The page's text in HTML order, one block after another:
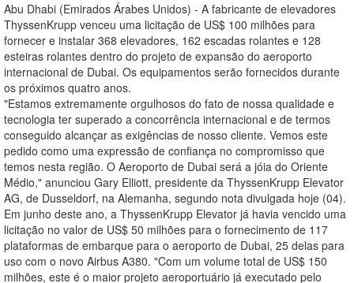
Abu Dhabi (Emirados Árabes Unidos) - A fabricante de elevadores
ThyssenKrupp venceu uma licitação de US$ 100 milhões para
fornecer e instalar 368 elevadores, 162 escadas rolantes e 128
esteiras rolantes dentro do projeto de expansão do aeroporto
internacional de Dubai. Os equipamentos serão fornecidos durante
os próximos quatro anos.
"Estamos extremamente orgulhosos do fato de nossa qualidade e
tecnologia ter superado a concorrência internacional e de termos
conseguido alcançar as exigências de nosso cliente. Vemos este
pedido como uma expressão de confiança no compromisso que
temos nesta região. O Aeroporto de Dubai será a jóia do Oriente
Médio," anunciou Gary Elliott, presidente da ThyssenKrupp Elevator
AG, de Dusseldorf, na Alemanha, segundo nota divulgada hoje (04).
Em junho deste ano, a ThyssenKrupp Elevator já havia vencido uma
licitação no valor de US$ 50 milhões para o fornecimento de 117
plataformas de embarque para o aeroporto de Dubai, 25 delas para
uso com o novo Airbus A380. "Com um volume total de US$ 150
milhões, este é o maior projeto aeroportuário já executado pelo